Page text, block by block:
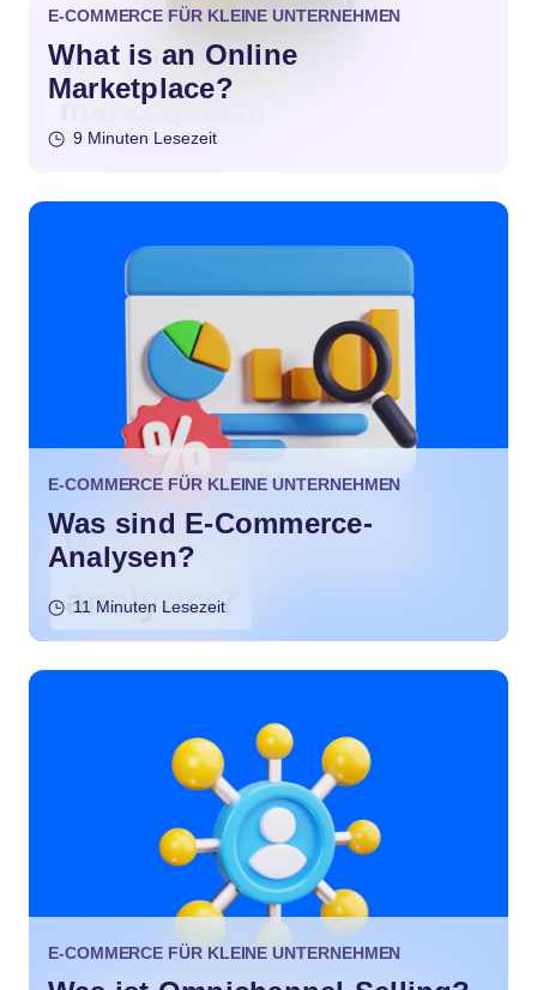
E-COMMERCE FÜR KLEINE UNTERNEHMEN
What is an Online
Marketplace?
9 Minuten Lesezeit
E-COMMERCE FÜR KLEINE UNTERNEHMEN
Was sind E-Commerce-
Analysen?
11 Minuten Lesezeit
E-COMMERCE FÜR KLEINE UNTERNEHMEN